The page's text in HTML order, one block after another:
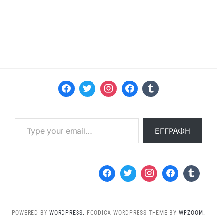
Type your email…
ΕΓΓΡΑΦΉ
POWERED BY WORDPRESS. FOODICA WORDPRESS THEME BY WPZOOM.